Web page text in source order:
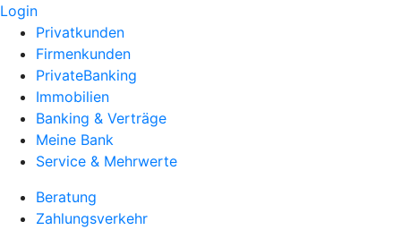
Login
Privatkunden
Firmenkunden
PrivateBanking
Immobilien
Banking & Verträge
Meine Bank
Service & Mehrwerte
Beratung
Zahlungsverkehr